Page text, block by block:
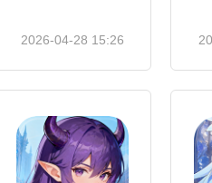
2026-04-28 15:26